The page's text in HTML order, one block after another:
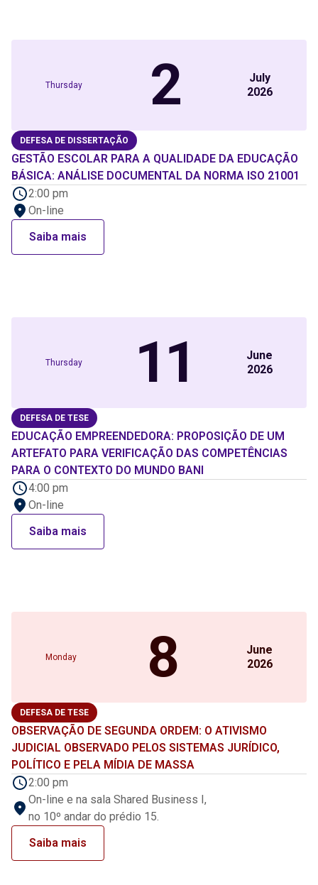
Thursday 2
July
2026
DEFESA DE DISSERTAÇÃO
GESTÃO ESCOLAR PARA A QUALIDADE DA EDUCAÇÃO
BÁSICA: ANÁLISE DOCUMENTAL DA NORMA ISO 21001
2:00 pm
On-line
Saiba mais
Thursday 11
June
2026
DEFESA DE TESE
EDUCAÇÃO EMPREENDEDORA: PROPOSIÇÃO DE UM
ARTEFATO PARA VERIFICAÇÃO DAS COMPETÊNCIAS
PARA O CONTEXTO DO MUNDO BANI
4:00 pm
On-line
Saiba mais
Monday 8
June
2026
DEFESA DE TESE
OBSERVAÇÃO DE SEGUNDA ORDEM: O ATIVISMO
JUDICIAL OBSERVADO PELOS SISTEMAS JURÍDICO,
POLÍTICO E PELA MÍDIA DE MASSA
2:00 pm
On-line e na sala Shared Business I,
no 10º andar do prédio 15.
Saiba mais